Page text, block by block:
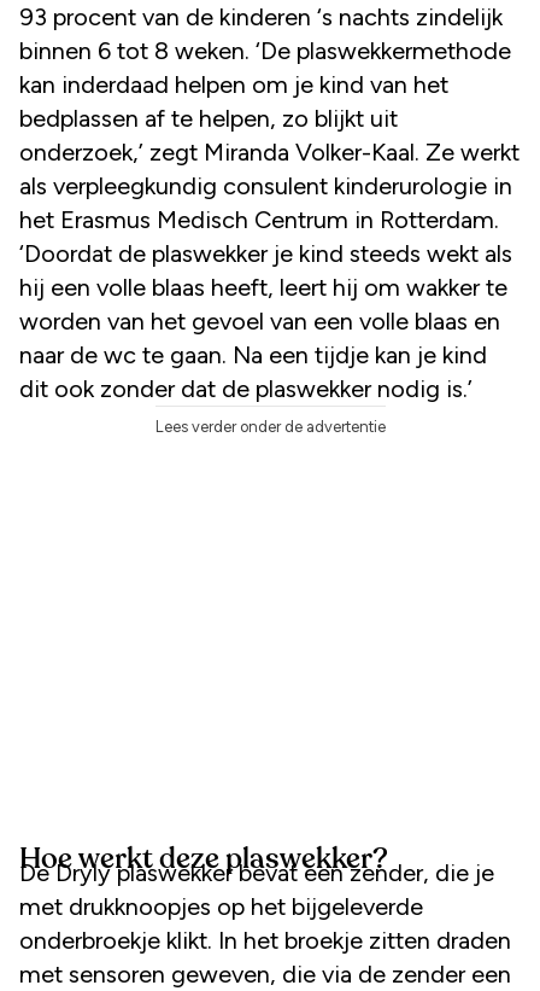
93 procent van de kinderen ‘s nachts zindelijk
binnen 6 tot 8 weken. ‘De plaswekkermethode
kan inderdaad helpen om je kind van het
bedplassen af te helpen, zo blijkt uit
onderzoek,’ zegt Miranda Volker-Kaal. Ze werkt
als verpleegkundig consulent kinderurologie in
het Erasmus Medisch Centrum in Rotterdam.
‘Doordat de plaswekker je kind steeds wekt als
hij een volle blaas heeft, leert hij om wakker te
worden van het gevoel van een volle blaas en
naar de wc te gaan. Na een tijdje kan je kind
dit ook zonder dat de plaswekker nodig is.’
Lees verder onder de advertentie
Hoe werkt deze plaswekker?
De Dryly plaswekker bevat een zender, die je
met drukknoopjes op het bijgeleverde
onderbroekje klikt. In het broekje zitten draden
met sensoren geweven, die via de zender een